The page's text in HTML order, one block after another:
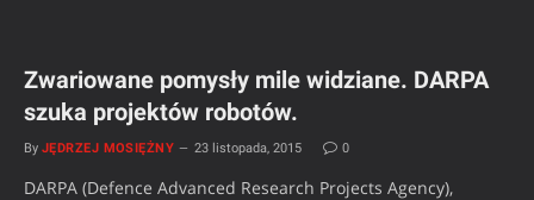
Zwariowane pomysły mile widziane. DARPA
szuka projektów robotów.
By JĘDRZEJ MOSIĘŻNY 23 listopada, 2015 0
DARPA (Defence Advanced Research Projects Agency),